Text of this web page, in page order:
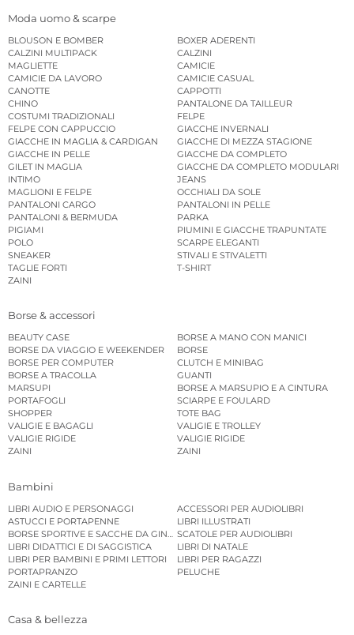
Moda uomo & scarpe
BLOUSON E BOMBER
BOXER ADERENTI
CALZINI MULTIPACK
CALZINI
MAGLIETTE
CAMICIE
CAMICIE DA LAVORO
CAMICIE CASUAL
CANOTTE
CAPPOTTI
CHINO
PANTALONE DA TAILLEUR
COSTUMI TRADIZIONALI
FELPE
FELPE CON CAPPUCCIO
GIACCHE INVERNALI
GIACCHE IN MAGLIA & CARDIGAN
GIACCHE DI MEZZA STAGIONE
GIACCHE IN PELLE
GIACCHE DA COMPLETO
GILET IN MAGLIA
GIACCHE DA COMPLETO MODULARI
INTIMO
JEANS
MAGLIONI E FELPE
OCCHIALI DA SOLE
PANTALONI CARGO
PANTALONI IN PELLE
PANTALONI & BERMUDA
PARKA
PIGIAMI
PIUMINI E GIACCHE TRAPUNTATE
POLO
SCARPE ELEGANTI
SNEAKER
STIVALI E STIVALETTI
TAGLIE FORTI
T-SHIRT
ZAINI
Borse & accessori
BEAUTY CASE
BORSE A MANO CON MANICI
BORSE DA VIAGGIO E WEEKENDER
BORSE
BORSE PER COMPUTER
CLUTCH E MINIBAG
BORSE A TRACOLLA
GUANTI
MARSUPI
BORSE A MARSUPIO E A CINTURA
PORTAFOGLI
SCIARPE E FOULARD
SHOPPER
TOTE BAG
VALIGIE E BAGAGLI
VALIGIE E TROLLEY
VALIGIE RIGIDE
VALIGIE RIGIDE
ZAINI
ZAINI
Bambini
LIBRI AUDIO E PERSONAGGI
ACCESSORI PER AUDIOLIBRI
ASTUCCI E PORTAPENNE
LIBRI ILLUSTRATI
BORSE SPORTIVE E SACCHE DA GINNASTICASCATOLE PER AUDIOLIBRI
LIBRI DIDATTICI E DI SAGGISTICA
LIBRI DI NATALE
LIBRI PER BAMBINI E PRIMI LETTORI
LIBRI PER RAGAZZI
PORTAPRANZO
PELUCHE
ZAINI E CARTELLE
Casa & bellezza